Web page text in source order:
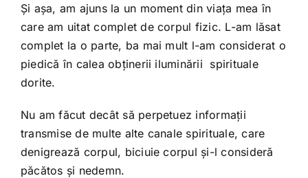
Și așa, am ajuns la un moment din viața mea în
care am uitat complet de corpul fizic. L-am lăsat
complet la o parte, ba mai mult l-am considerat o
piedică în calea obținerii iluminării spirituale
dorite.
Nu am făcut decât să perpetuez informații
transmise de multe alte canale spirituale, care
denigrează corpul, biciuie corpul și-l consideră
păcătos și nedemn.